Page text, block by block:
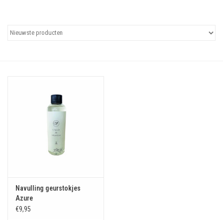
Navulling geurstokjes
Azure
€9,95